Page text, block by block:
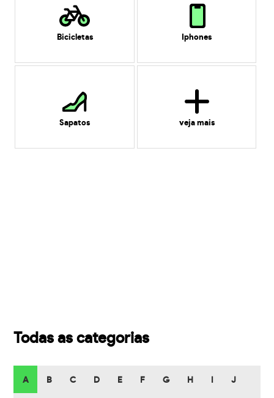
Bicicletas Iphones
Sapatos veja mais
Todas as categorias
A B C D E F G H J